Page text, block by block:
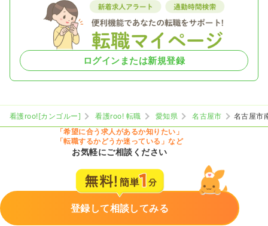
ログインまたは新規登録
看護roo![カンゴルー] 看護roo! 転職 愛知県 名古屋市
名古屋市
「希望に合う求人があるか知りたい」
「転職するかどうか迷っている」など
お気軽にご相談ください
登録して相談してみる